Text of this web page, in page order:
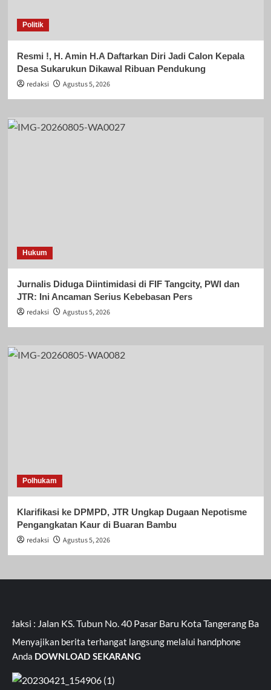
Politik
Resmi !, H. Amin H.A Daftarkan Diri Jadi Calon Kepala
Desa Sukarukun Dikawal Ribuan Pendukung
redaksi
Agustus 5, 2026
Hukum
Jurnalis Diduga Diintimidasi di FIF Tangcity, PWI dan
JTR: Ini Ancaman Serius Kebebasan Pers
redaksi
Agustus 5, 2026
Polhukam
Klarifikasi ke DPMPD, JTR Ungkap Dugaan Nepotisme
Pengangkatan Kaur di Buaran Bambu
redaksi
Agustus 5, 2026
: Jalan KS. Tubun No. 40 Pasar Baru Kota Tangerang
Menyajikan berita terhangat langsung melalui handphone
Anda DOWNLOAD SEKARANG